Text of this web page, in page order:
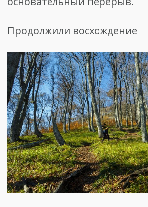
Продолжили восхождение